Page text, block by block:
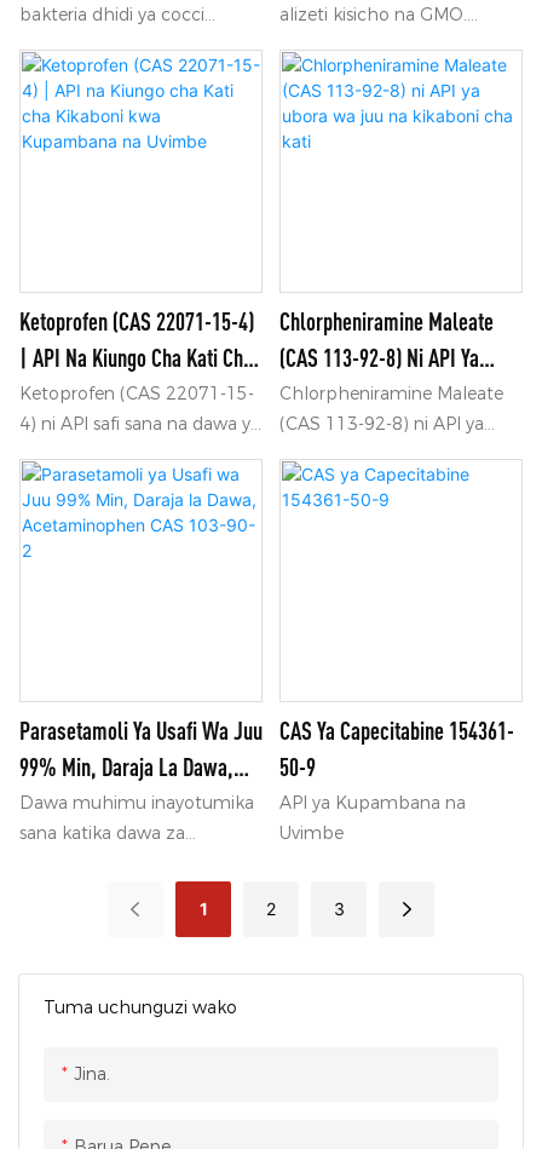
Tuma uchunguzi wako
Jina.
bakteria dhidi ya cocci
chanya ya gramu kama vile
staphylococci na
streptococci, na
inaonyeshwa kwa
alizeti kisicho na GMO.
Kiambato cha kunyonya na
kubeba virutubisho kwa ajili
ya chakula, virutubisho,
dawa na vipodozi.
Ketoprofen (CAS 22071-15-4)
| API Na Kiungo Cha Kati Cha
Kikaboni Kwa Kupambana Na
Uvimbe
Ketoprofen (CAS 22071-15-
4) ni API safi sana na dawa ya
kikaboni, inayotumika sana
kama dawa isiyo ya steroidal
ya kuzuia uchochezi (NSAID)
kwa ajili ya kupunguza
thabiti wa watengenezaji na
huduma za kitaalamu za
usafirishaji nje.
Chlorpheniramine Maleate
(CAS 113-92-8) Ni API Ya
Ubora Wa Juu Na Kikaboni
Cha Kati
Chlorpheniramine Maleate
(CAS 113-92-8) ni API ya
kiwango cha juu na ya kati ya
kikaboni, inayotumika sana
katika michanganyiko ya
Parasetamoli Ya Usafi Wa Juu
99% Min, Daraja La Dawa,
Acetaminophen CAS 103-90-2
Dawa muhimu inayotumika
sana katika dawa za
CAS Ya Capecitabine 154361-
50-9
API ya Kupambana na
Uvimbe
1 2 3